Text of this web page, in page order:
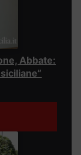
Abbate: